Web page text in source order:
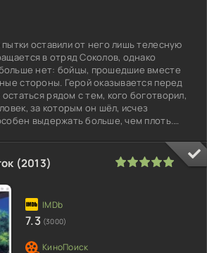
оставили от него лишь телесную
в отряд Соколов, однако
нет: бойцы, прошедшие вместе
стороны. Герой оказывается перед
рядом с тем, кого боготворил,
за которым он шёл, исчез
выдержать больше, чем плоть.
(2013)
7.3 (3000)
1